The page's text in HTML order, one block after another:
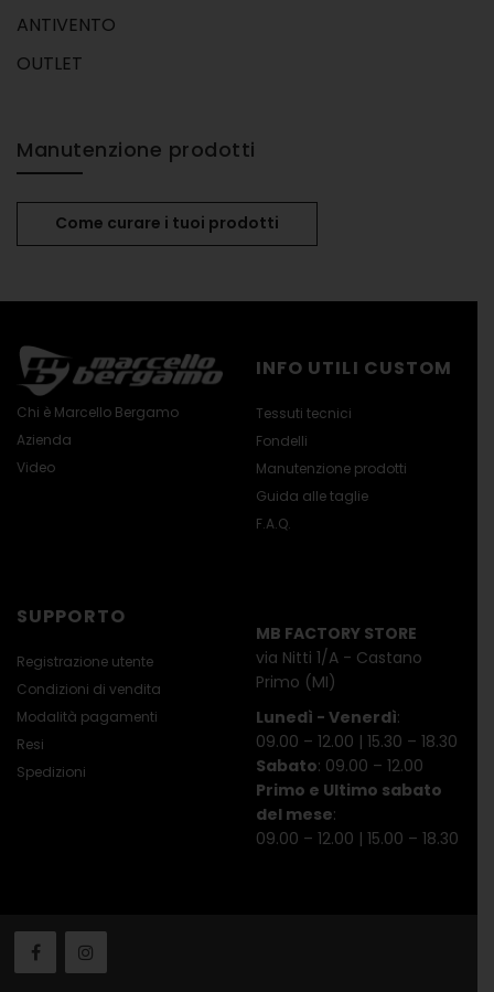
ANTIVENTO
OUTLET
Manutenzione prodotti
Come curare i tuoi prodotti
Chi è Marcello Bergamo
Azienda
Video
INFO UTILI CUSTOM
Tessuti tecnici
Fondelli
Manutenzione prodotti
Guida alle taglie
F.A.Q.
SUPPORTO
Registrazione utente
Condizioni di vendita
Modalità pagamenti
Resi
Spedizioni
MB FACTORY STORE
via Nitti 1/A - Castano
Primo (MI)
Lunedì - Venerdì:
09.00 – 12.00 | 15.30 – 18.30
Sabato: 09.00 – 12.00
Primo e Ultimo sabato
del mese:
09.00 – 12.00 | 15.00 – 18.30